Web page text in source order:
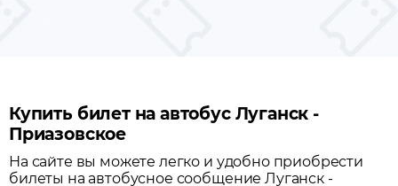
Купить билет на автобус Луганск -
Приазовское
На сайте вы можете легко и удобно приобрести
билеты на автобусное сообщениеЛуганск-